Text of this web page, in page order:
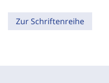
Zur Schriftenreihe